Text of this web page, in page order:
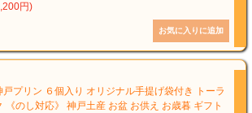
円)
戸プリン ６個入り オリジナル手提げ袋付き トーラ
《のし対応》 神戸土産 お盆 お供え お歳暮 ギフト